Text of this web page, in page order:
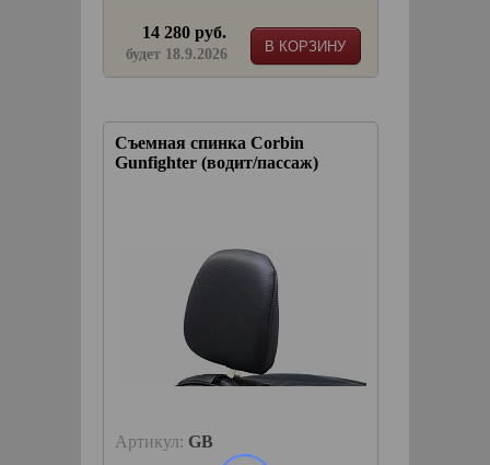
В КОРЗИНУ
14 280 руб.
будет 18.9.2026
Съемная спинка Corbin
Gunfighter (водит/пассаж)
Артикул: GB